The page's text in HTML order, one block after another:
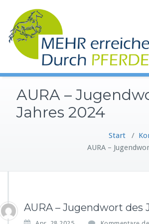
springen
AURA –
Jahres 2024
Start /
AURA –
AURA – Jugendwort des